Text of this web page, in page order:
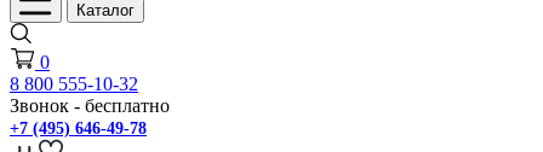
Каталог
0
8 800 555-10-32
Звонок - бесплатно
+7 (495) 646-49-78